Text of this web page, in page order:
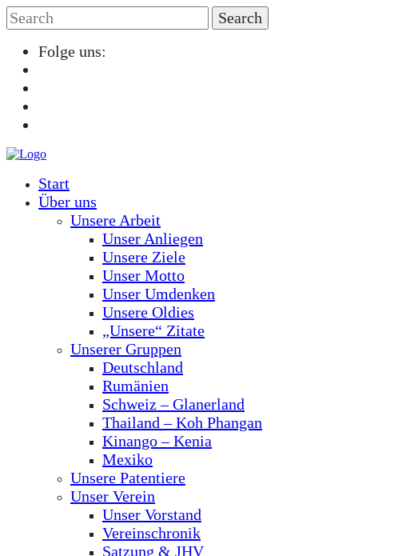
Folge uns:
Start
Über uns
Unsere Arbeit
Unser Anliegen
Unsere Ziele
Unser Motto
Unser Umdenken
Unsere Oldies
„Unsere“ Zitate
Unserer Gruppen
Deutschland
Rumänien
Schweiz – Glanerland
Thailand – Koh Phangan
Kinango – Kenia
Mexiko
Unsere Patentiere
Unser Verein
Unser Vorstand
Vereinschronik
Satzung & JHV